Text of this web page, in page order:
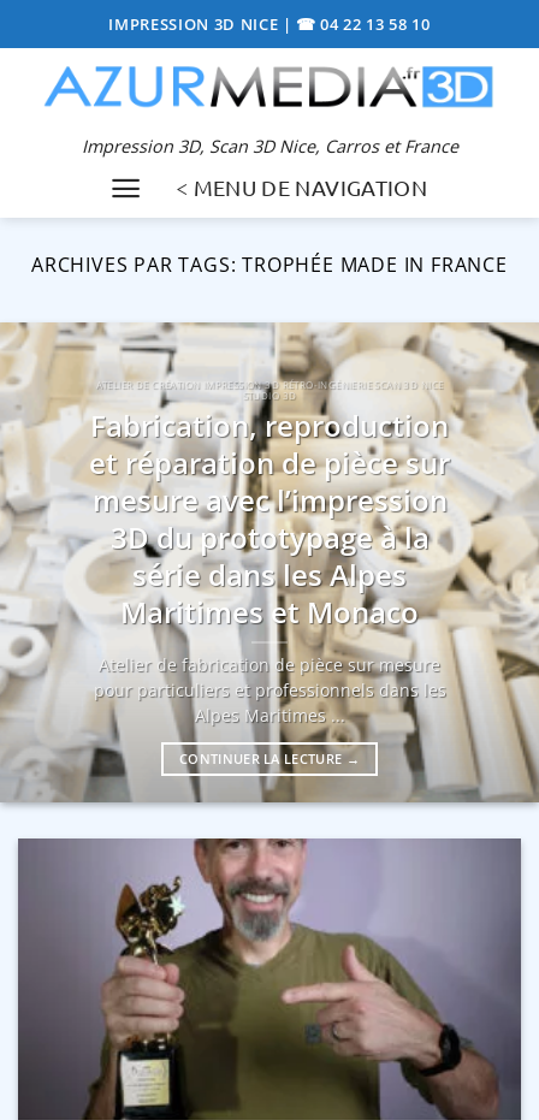
au
contenu
IMPRESSION 3D NICE | ☎ 04 22 13 58 10
Impression 3D, Scan 3D Nice, Carros et France
< MENU DE NAVIGATION
ARCHIVES PAR TAGS:TROPHÉE MADE IN FRANCE
ATELIER DE CRÉATION IMPRESSION 3D RÉTRO-INGÉNIERIE SCAN 3D NICE
STUDIO 3D
Fabrication, reproduction
et réparation de pièce sur
mesure avec l’impression
3D du prototypage à la
série dans les Alpes
Maritimes et Monaco
Atelier de fabrication de pièce sur mesure
pour particuliers et professionnels dans les
Alpes Maritimes ...
CONTINUER LA LECTURE →